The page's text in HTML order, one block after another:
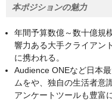
本ポジションの魅力
年間予算数億～数十億規
響力ある大手クライアン
に携われる。
Audience ONEなど日本
ムをや、独自の生活者意
アンケートツールも豊富